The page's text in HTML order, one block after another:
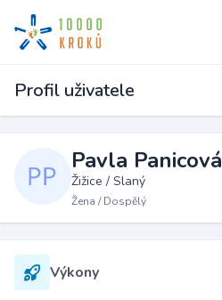
Profil uživatele
Pavla Panicová
Žižice / Slaný
Žena / Dospělý
Výkony